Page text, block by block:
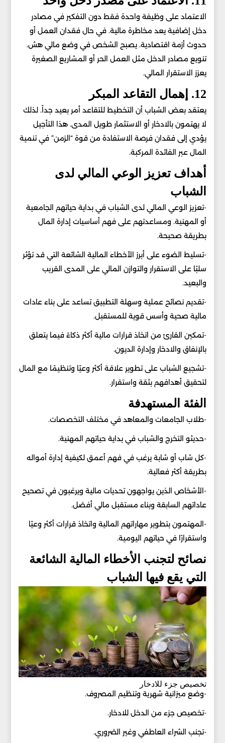
الاعتماد على وظيفة واحدة فقط دون التفكير في مصادر
دخل إضافية يعد مخاطرة مالية. في حال فقدان العمل أو
حدوث أزمة اقتصادية. يصبح الشخص في وضع مالي هش.
تنويع مصادر الدخل مثل العمل الحر أو المشاريع الصغيرة
يعزز الاستقرار المالي.
12. إهمال التقاعد المبكر
يعتقد بعض الشباب أن التخطيط للتقاعد أمر بعيد جداً. لذلك
لا يهتمون بالادخار أو الاستثمار طويل المدى. هذا التأجيل
يؤدي إلى فقدان فرصة الاستفادة من قوة “الزمن” في تنمية
المال عبر الفائدة المركبة.
أهداف تعزيز الوعي المالي لدى
الشباب
-تعزيز الوعي المالي لدى الشباب في بداية حياتهم الجامعية
أو المهنية. ومساعدتهم على فهم أساسيات إدارة المال
بطريقة صحيحة.
-تسليط الضوء على أبرز الأخطاء المالية الشائعة التي قد تؤثر
سلبًا على الاستقرار والتوازن المالي على المدى القريب
والبعيد.
-تقديم نصائح عملية وسهلة التطبيق تساعد على بناء عادات
مالية صحية وأسس قوية للمستقبل.
-تمكين القارئ من اتخاذ قرارات مالية أكثر ذكاءً فيما يتعلق
بالإنفاق والادخار وإدارة الديون.
-تشجيع الشباب على تطوير علاقة أكثر وعيًا وتنظيمًا مع المال
لتحقيق أهدافهم بثقة واستقرار.
الفئة المستهدفة
-طلاب الجامعات والمعاهد في مختلف التخصصات.
-حديثو التخرج والشباب في بداية حياتهم المهنية.
-كل شاب أو شابة يرغب في فهم أعمق لكيفية إدارة أمواله
بطريقة أكثر فعالية.
-الأشخاص الذين يواجهون تحديات مالية ويرغبون في تصحيح
عاداتهم السابقة وبناء مستقبل مالي أفضل.
-المهتمون بتطوير مهاراتهم المالية واتخاذ قرارات أكثر وعيًا
واستقرارًا في حياتهم اليومية.
نصائح لتجنب الأخطاء المالية الشائعة
التي يقع فيها الشباب
تخصيص جزء للادخار
-وضع ميزانية شهرية وتنظيم المصروف.
-تخصيص جزء من الدخل للادخار.
-تجنب الشراء العاطفي وغير الضروري.